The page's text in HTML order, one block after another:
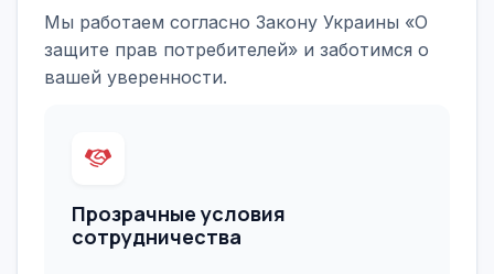
Мы работаем согласно Закону Украины «О
защите прав потребителей» и заботимся о
вашей уверенности.
Прозрачные условия
сотрудничества